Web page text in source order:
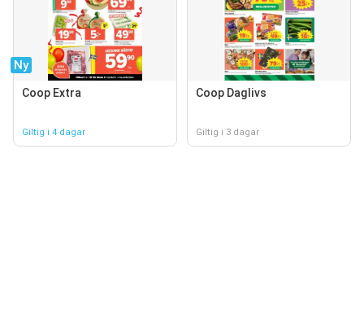
Ny
Coop Extra
Giltig i 4 dagar
Coop Daglivs
Giltig i 3 dagar